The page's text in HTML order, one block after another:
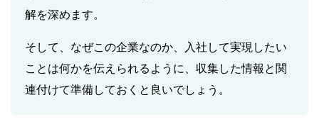
解を深めます。
そして、なぜこの企業なのか、入社して実現したい
ことは何かを伝えられるように、収集した情報と関
連付けて準備しておくと良いでしょう。